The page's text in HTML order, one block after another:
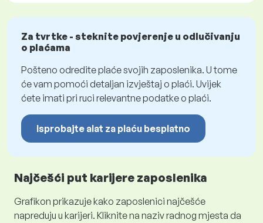
Za tvrtke - steknite povjerenje u odlučivanju
o plaćama
Pošteno odredite plaće svojih zaposlenika. U tome
će vam pomoći detaljan izvještaj o plaći. Uvijek
ćete imati pri ruci relevantne podatke o plaći.
Isprobajte alat za plaću besplatno
Najčešći put karijere zaposlenika
Grafikon prikazuje kako zaposlenici najčešće
napreduju u karijeri. Kliknite na naziv radnog mjesta da